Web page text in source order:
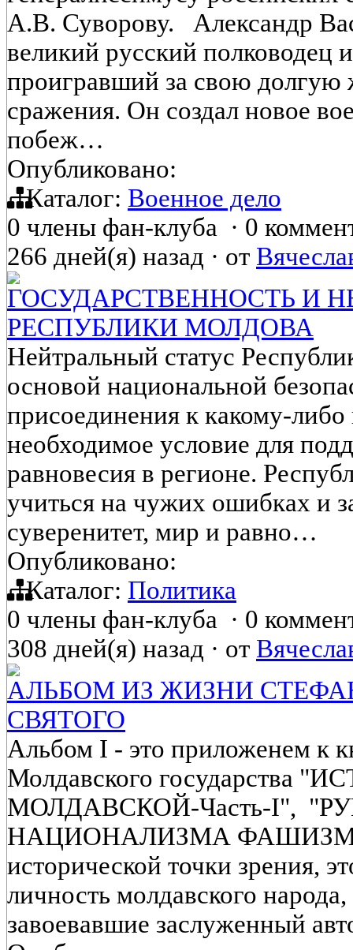
А.В. Суворову. Александр
великий русский полководец
проигравший за свою долгую
сражения. Он создал новое
побеж…
Опубликовано:
Каталог: Военное дело
0 члены фан-клуба · 0
266 дней(я) назад · от
ГОСУДАРСТВЕННОСТЬ И
РЕСПУБЛИКИ МОЛДОВА
Нейтральный статус
основой национальной
присоединения к какому-
необходимое условие для
равновесия в регионе.
учиться на чужих ошибках и
суверенитет, мир и равно…
Опубликовано:
Каталог: Политика
0 члены фан-клуба · 0
308 дней(я) назад · от
АЛЬБОМ ИЗ ЖИЗНИ
СВЯТОГО
Альбом I - это приложенем к
Молдавского государства
МОЛДАВСКОЙ-Часть-I",
НАЦИОНАЛИЗМА ФАШИЗМА"
исторической точки зрения,
личность молдавского
завоевавшие заслуженный